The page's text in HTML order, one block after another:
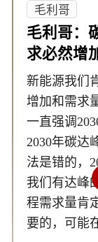
毛利哥
毛利哥：
求必然增
新能源我们
增加和需求
一直强调
2030年碳达
法是错的，
我们有达峰
程需求量肯
要的，可能